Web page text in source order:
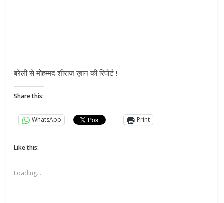
बरेली से मोहम्मद शीराज़ ख़ान की रिपोर्ट !
Share this:
WhatsApp Print
Like this:
Loading...